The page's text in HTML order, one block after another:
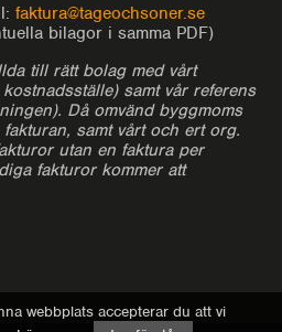
webbplats accepterar du att vi
faktura@tageochsoner.se
bilagor i samma PDF)
till rätt bolag med vårt
samt vår referens
Då omvänd byggmoms
samt vårt och ert org.
utan en faktura per
fakturor kommer att